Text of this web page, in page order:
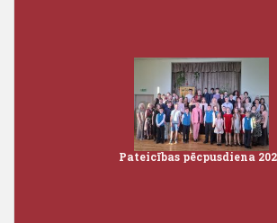
Pateicības pēcpusdiena